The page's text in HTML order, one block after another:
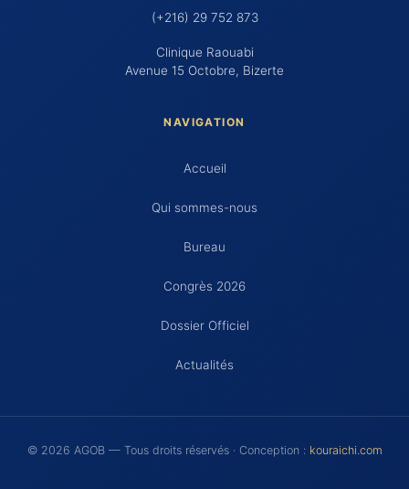
(+216) 29 752 873
Clinique Raouabi
Avenue 15 Octobre, Bizerte
NAVIGATION
Accueil
Qui sommes-nous
Bureau
Congrès 2026
Dossier Officiel
Actualités
© 2026 AGOB — Tous droits réservés · Conception : kouraichi.com